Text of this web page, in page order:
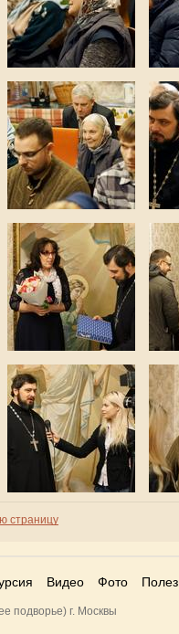
страницу
Видео Фото
подворье) г. Москвы